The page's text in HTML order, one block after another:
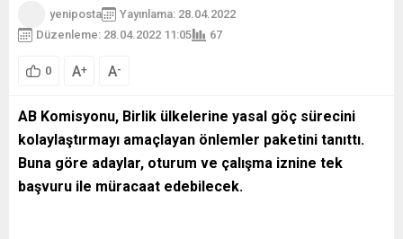
yeniposta
Yayınlama: 28.04.2022
Düzenleme: 28.04.2022 11:05
67
0 A+ A-
AB Komisyonu, Birlik ülkelerine yasal göç sürecini
kolaylaştırmayı amaçlayan önlemler paketini tanıttı.
Buna göre adaylar, oturum ve çalışma iznine tek
başvuru ile müracaat edebilecek.